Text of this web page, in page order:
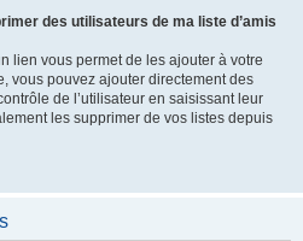
des utilisateurs de ma liste d’amis
lien vous permet de les ajouter à votre
vous pouvez ajouter directement des
de l’utilisateur en saisissant leur
les supprimer de vos listes depuis